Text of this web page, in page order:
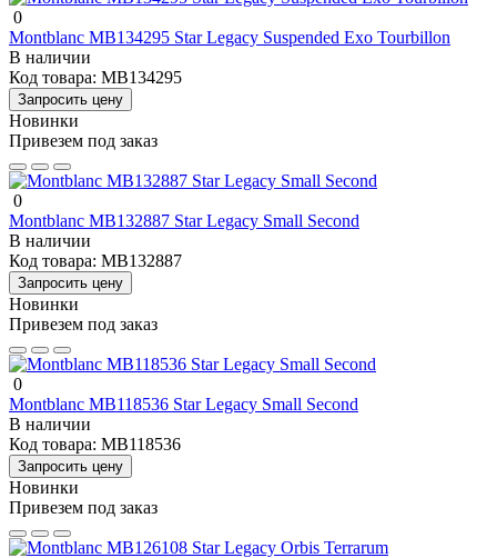
0
Montblanc MB134295 Star Legacy Suspended Exo Tourbillon
В наличии
Код товара: MB134295
Запросить цену
Новинки
Привезем под заказ
0
Montblanc MB132887 Star Legacy Small Second
В наличии
Код товара: MB132887
Запросить цену
Новинки
Привезем под заказ
0
Montblanc MB118536 Star Legacy Small Second
В наличии
Код товара: MB118536
Запросить цену
Новинки
Привезем под заказ